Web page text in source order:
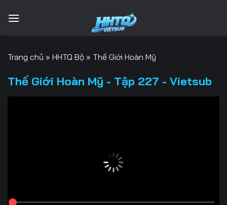
qua
Trang chủ » HHTQ Bộ » Thế Giới Hoàn Mỹ
Thế Giới Hoàn Mỹ - Tập 227 - Vietsub